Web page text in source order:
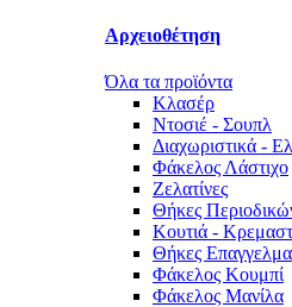
Αρχειοθέτηση
Όλα τα προϊόντα
Κλασέρ
Ντοσιέ - Σουπλ
Διαχωριστικά -
Φάκελος Λάστιχο
Ζελατίνες
Θήκες
Κουτιά -
Θήκες
Φάκελος Κουμπί
Φάκελος Μανίλα